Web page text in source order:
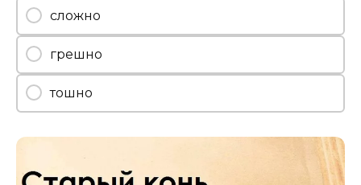
сложно
грешно
тошно